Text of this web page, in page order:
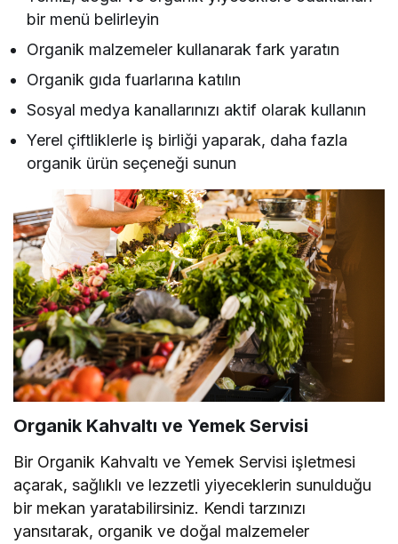
bir menü belirleyin
Organik malzemeler kullanarak fark yaratın
Organik gıda fuarlarına katılın
Sosyal medya kanallarınızı aktif olarak kullanın
Yerel çiftliklerle iş birliği yaparak, daha fazla
organik ürün seçeneği sunun
Organik Kahvaltı ve Yemek Servisi
Bir Organik Kahvaltı ve Yemek Servisi işletmesi
açarak, sağlıklı ve lezzetli yiyeceklerin sunulduğu
bir mekan yaratabilirsiniz. Kendi tarzınızı
yansıtarak, organik ve doğal malzemeler